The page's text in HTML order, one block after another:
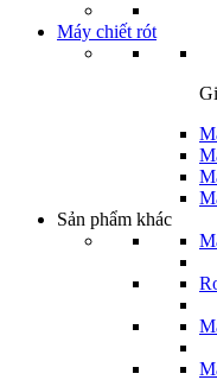
Máy chiết rót
Sản phẩm khác